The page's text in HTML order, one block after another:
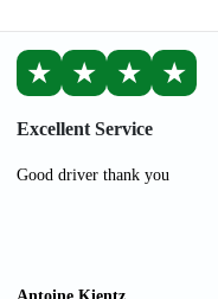
★ ★ ★ ★
Excellent Service
Good driver thank you